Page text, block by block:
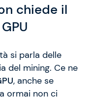
chiede il
si parla delle
del mining. Ce ne
, anche se
ormai non ci